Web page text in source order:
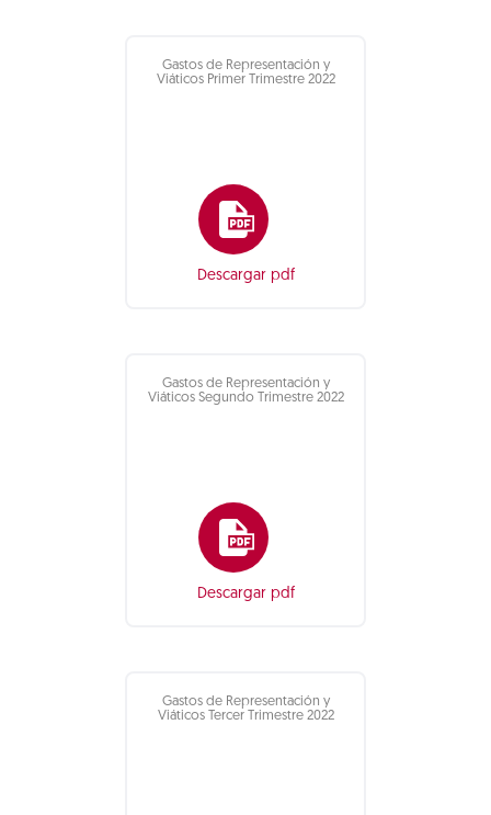
Gastos de Representación y
Viáticos Primer Trimestre 2022
Descargar pdf
Gastos de Representación y
Viáticos Segundo Trimestre 2022
Descargar pdf
Gastos de Representación y
Viáticos Tercer Trimestre 2022